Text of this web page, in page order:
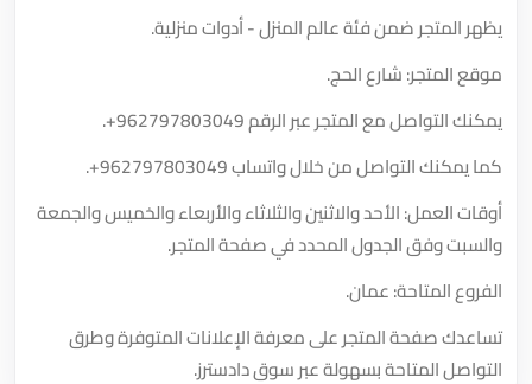
يظهر المتجر ضمن فئة عالم المنزل - أدوات منزلية.
موقع المتجر: شارع الحج.
يمكنك التواصل مع المتجر عبر الرقم+962797803049
.
كما يمكنك التواصل من خلال واتساب+962797803049
.
أوقات العمل: الأحد والاثنين والثلاثاء والأربعاء والخميس والجمعة
والسبت وفق الجدول المحدد في صفحة المتجر.
الفروع المتاحة: عمان.
تساعدك صفحة المتجر على معرفة الإعلانات المتوفرة وطرق
التواصل المتاحة بسهولة عبر سوق دادسترز.